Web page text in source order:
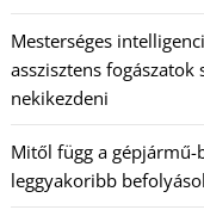
Mesterséges
asszisztens
nekikezdeni
Mitől függ a gépjármű-
leggyakoribb